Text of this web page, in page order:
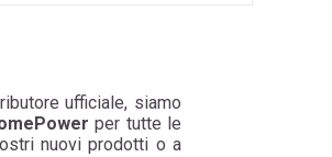
ufficiale, siamo
per tutte le
nuovi prodotti o a